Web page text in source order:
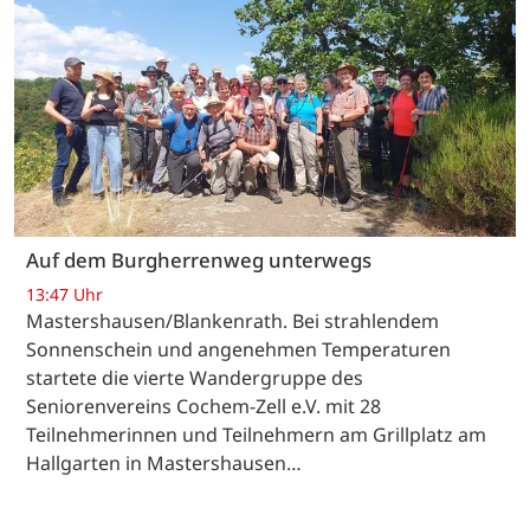
Auf dem Burgherrenweg unterwegs
13:47 Uhr
Mastershausen/Blankenrath. Bei strahlendem
Sonnenschein und angenehmen Temperaturen
startete die vierte Wandergruppe des
Seniorenvereins Cochem-Zell e.V. mit 28
Teilnehmerinnen und Teilnehmern am Grillplatz am
Hallgarten in Mastershausen…